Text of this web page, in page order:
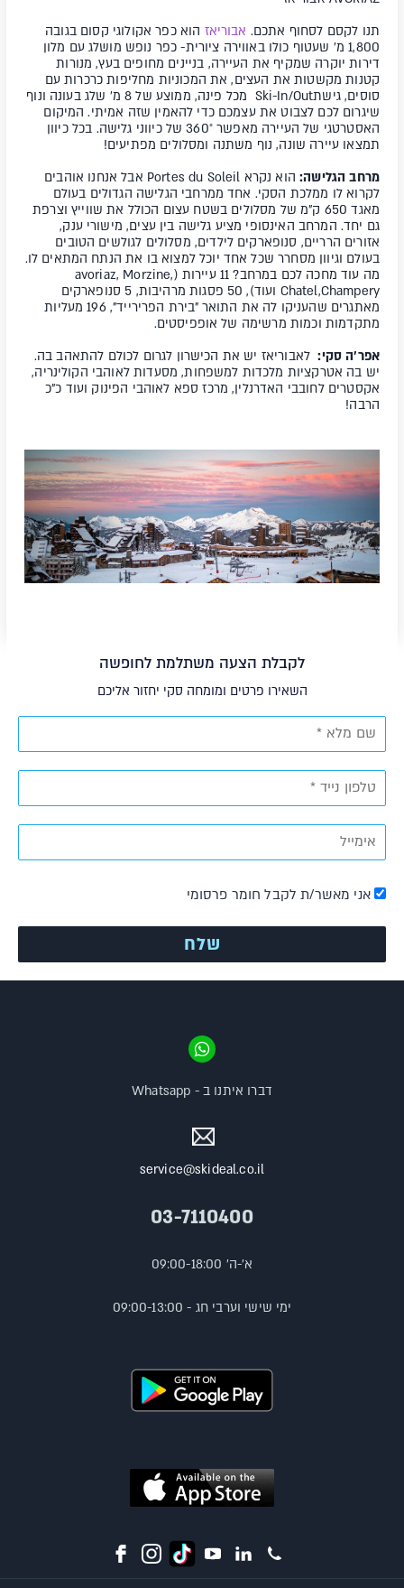
תנו לקסם לסחוף אתכם. אבוריאז הוא כפר אקולוגי קסום בגובה
1,800 מ' שעטוף כולו באווירה ציורית- כפר נופש מושלג עם מלון
דירות יוקרה שמקיף את העיירה, בניינים מחופים בעץ, מנורות
קטנות מקשטות את העצים, את המכוניות מחליפות כרכרות עם
סוסים, גישתSki-In/Out מכל פינה, ממוצע של 8 מ' שלג בעונה ונוף
שיגרום לכם לצבוט את עצמכם כדי להאמין שזה אמיתי. המיקום
האסטרטגי של העיירה מאפשר 360°
של כיווני גלישה. בכל כיוון
תמצאו עיירה שונה, נוף משתנה ומסלולים מפתיעים!
מרחב הגלישה:
הוא נקרא Portes du Soleil אבל אנחנו אוהבים
לקרוא לו ממלכת הסקי. אחד ממרחבי הגלישה הגדולים בעולם
מאגד 650 ק"מ של מסלולים בשטח עצום הכולל את שווייץ וצרפת
גם יחד. המרחב האינסופי מציע גלישה בין עצים, מישורי ענק,
אזורים הרריים, סנופארקים לילדים, מסלולים לגולשים הטובים
בעולם וגיוון מסחרר שכל אחד יוכל למצוא בו את הנתח המתאים לו.
מה עוד מחכה לכם במרחב? 11 עיירות (avoriaz, Morzine,
Chatel,Champery ועוד), 50 פסגות מרהיבות, 5 סנופארקים
מאתגרים שהעניקו לה את התואר "בירת הפרירייד", 196 מעליות
מתקדמות וכמות מרשימה של אופפיסטים.
אפר'ה סקי:לאבוריאז יש את הכישרון לגרום לכולם להתאהב בה.
יש בה אטרקציות מלכדות למשפחות, מסעדות לאוהבי הקולינריה,
אקסטרים לחובבי האדרנלין, מרכז ספא לאוהבי הפינוק ועוד כ"כ
הרבה!
לקבלת הצעה משתלמת לחופשה
השאירו פרטים ומומחה סקי יחזור אליכם
אני מאשר/ת לקבל חומר פרסומי
service@skideal.co.il
03-7110400
א'-ה' 09:00-18:00
ימי שישי וערבי חג - 09:00-13:00
דברו איתנו ב - Whatsapp